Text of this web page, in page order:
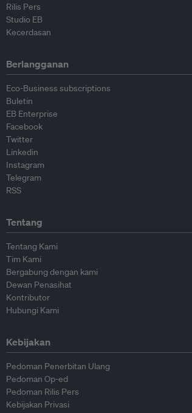
Rilis Pers
Studio EB
Kecerdasan
Berlangganan
Eco-Business subscriptions
Buletin
EB Enterprise
Facebook
Twitter
Linkedin
Instagram
Telegram
RSS
Tentang
Tentang Kami
Tim Kami
Bergabung dengan kami
Dewan Penasihat
Kontributor
Hubungi Kami
Kebijakan
Pedoman Penerbitan Ulang
Pedoman Op-ed
Pedoman Rilis Pers
Kebijakan Privasi